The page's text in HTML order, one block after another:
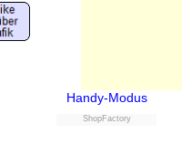
Handy-Modus
ShopFactory